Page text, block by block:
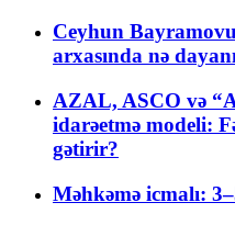
Ceyhun
arxasında nə
AZAL, ASCO və
idarəetmə modeli:
gətirir?
Məhkəmə icmalı: